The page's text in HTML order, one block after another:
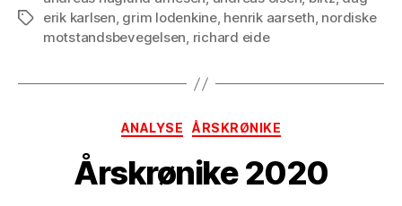
Tagserik karlsen, grim lodenkine, henrik aarseth, nordiske
motstandsbevegelsen, richard eide
Categories
ANALYSE ÅRSKRØNIKE
Årskrønike 2020